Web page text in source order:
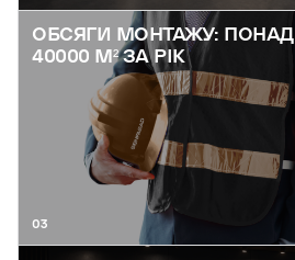
ОБСЯГИ МОНТАЖУ: ПОНАД
40000 М² ЗА РІК
03